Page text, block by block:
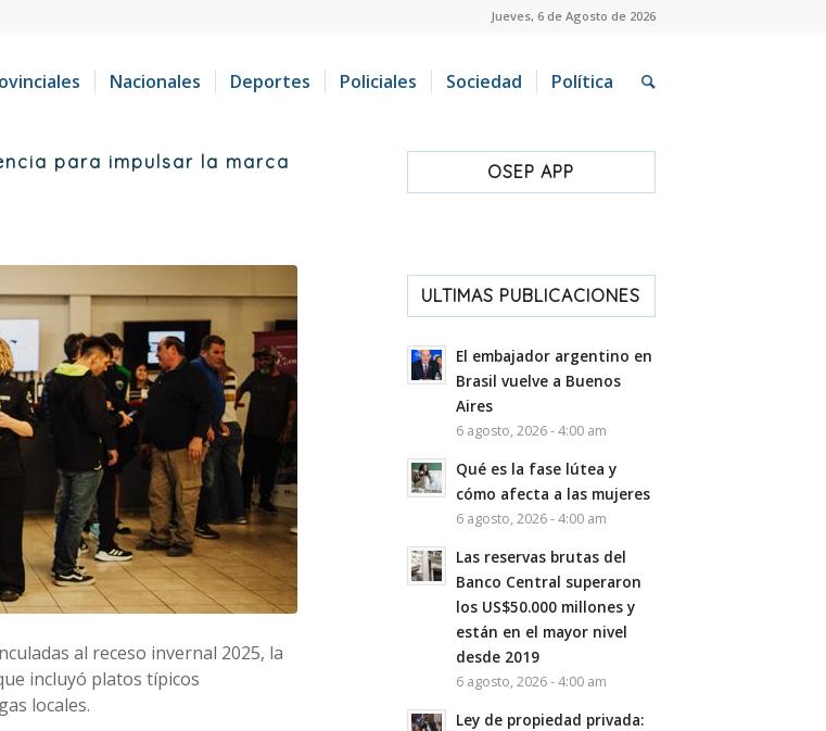
Jueves, 6 de Agosto de 2026
Nacionales Deportes Policiales Sociedad Política
para impulsar la marca
al receso invernal 2025, la
incluyó platos típicos
locales.
OSEP APP
ULTIMAS PUBLICACIONES
El embajador argentino en
Brasil vuelve a Buenos
Aires
6 agosto, 2026 - 4:00 am
Qué es la fase lútea y
cómo afecta a las mujeres
6 agosto, 2026 - 4:00 am
Las reservas brutas del
Banco Central superaron
los US$50.000 millones y
están en el mayor nivel
desde 2019
6 agosto, 2026 - 4:00 am
Ley de propiedad privada: